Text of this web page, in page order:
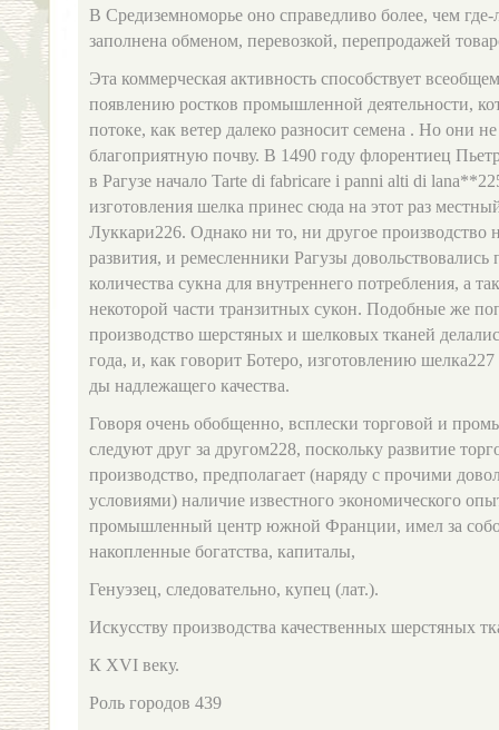
В Сре­диземноморье оно справедливо более, чем
заполнена обменом, перевозкой, перепродажей
Эта коммерческая активность способствует
появлению ростков промышленной деятельности,
потоке, как ветер далеко разносит семена . Но они не
благоприятную почву. В 1490 году флорен­тиец
в Рагузе начало Tarte di fabricare i panni alti di
изготовления шелка принес сюда на этот раз
Луккари226. Однако ни то, ни другое производство
развития, и ремесленники Рагузы довольствовались
количества сукна для внутреннего потребления, а
некоторой части транзитных сукон. Подобные же
производст­во шерстяных и шелковых тканей
года, и, как говорит Ботеро, изготовлению
ды надлежащего качества.
Говоря очень обобщенно, всплески торговой и
следуют друг за другом228, поскольку развитие
производство, предполагает (наряду с прочими
условиями) наличие известного экономического
промышленный центр южной Франции, имел за
накопленные богатства, капиталы,
Генуэзец, следовательно, купец (лат.).
Искусству производства качественных шерстяных
К XVI веку.
Роль городов 439